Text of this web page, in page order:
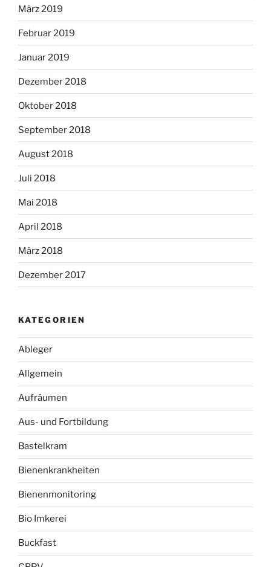
März 2019
Februar 2019
Januar 2019
Dezember 2018
Oktober 2018
September 2018
August 2018
Juli 2018
Mai 2018
April 2018
März 2018
Dezember 2017
KATEGORIEN
Ableger
Allgemein
Aufräumen
Aus- und Fortbildung
Bastelkram
Bienenkrankheiten
Bienenmonitoring
Bio Imkerei
Buckfast